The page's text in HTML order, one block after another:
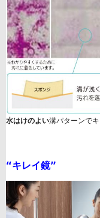
水はけのよい溝パターンで
“キレイ鏡”